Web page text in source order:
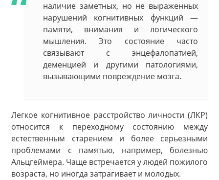
наличие заметных, но не выраженных
нарушений когнитивных функций —
памяти, внимания и логического
мышления. Это состояние часто
связывают с энцефалопатией,
деменцией и другими патологиями,
вызывающими повреждение мозга.
Легкое когнитивное расстройство личности (ЛКР)
относится к переходному состоянию между
естественным старением и более серьезными
проблемами с памятью, например, болезнью
Альцгеймера. Чаще встречается у людей пожилого
возраста, но иногда затрагивает и молодых.